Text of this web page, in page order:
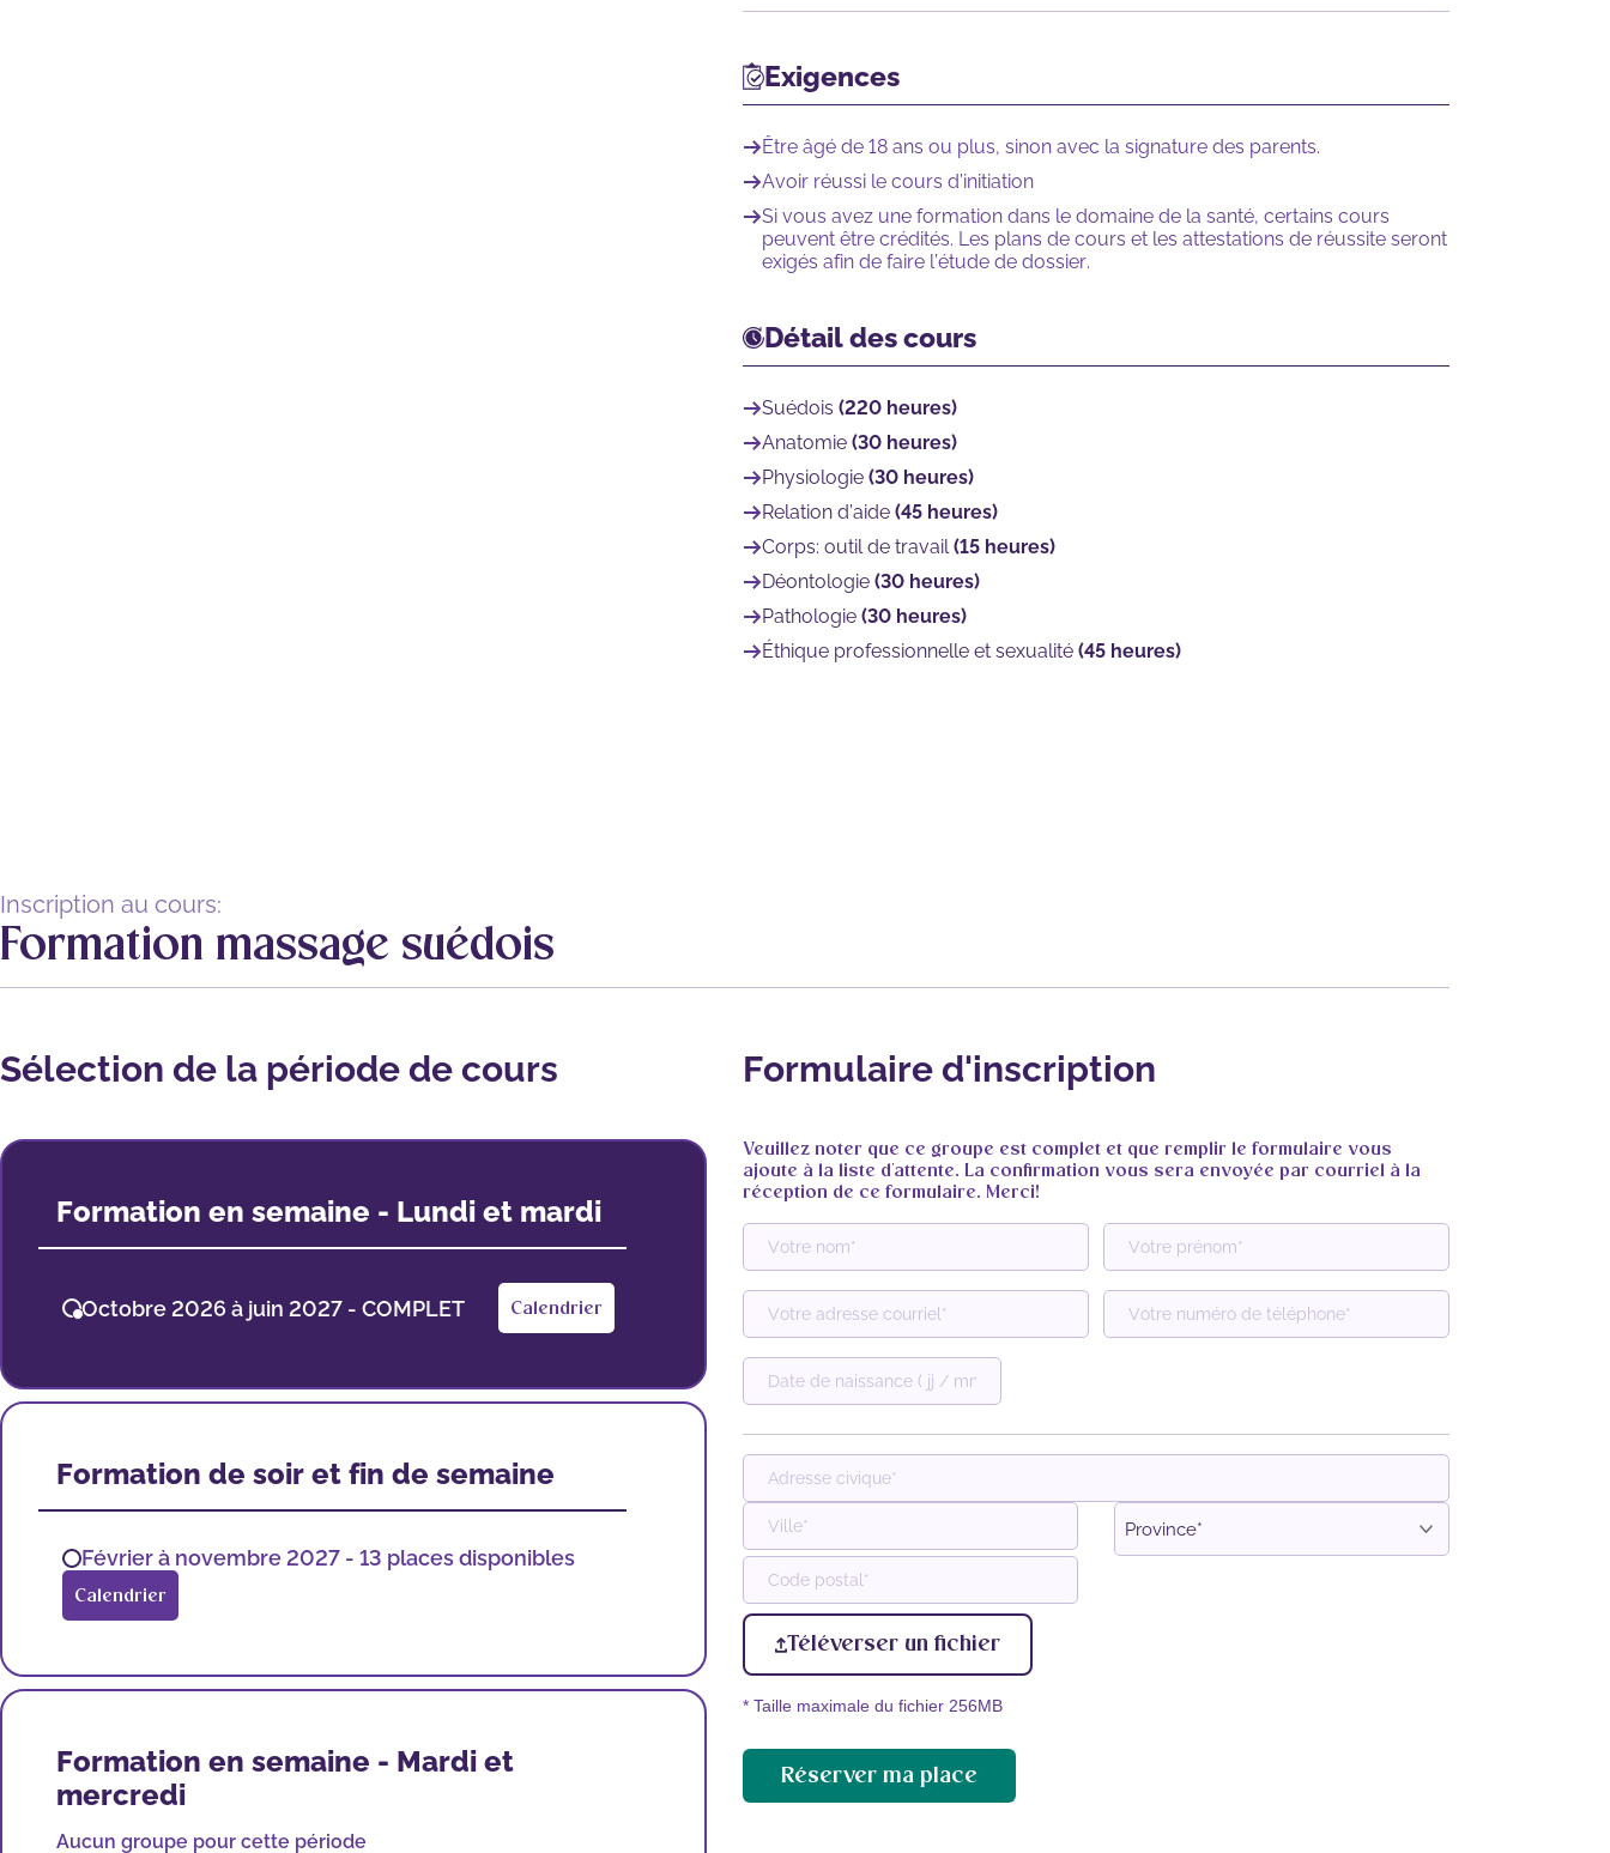
Exigences
Être âgé de 18 ans ou plus, sinon avec la signature des parents.
Avoir réussi le cours d’initiation
Si vous avez une formation dans le domaine de la santé, certains cours
peuvent être crédités. Les plans de cours et les attestations de réussite seront
exigés afin de faire l’étude de dossier.
Détail des cours
Suédois (220 heures)
Anatomie (30 heures)
Physiologie (30 heures)
Relation d’aide (45 heures)
Corps: outil de travail(15 heures)
Déontologie (30 heures)
Pathologie (30 heures)
Éthique professionnelle et sexualité (45 heures)
Inscription au cours:
Formation massage suédois
Sélection de la période de cours
Formation en semaine - Lundi et mardi
Octobre 2026 à juin 2027 - COMPLET Calendrier
Formation de soir et fin de semaine
Février à novembre 2027 - 13 places disponibles
Calendrier
Formation en semaine - Mardi et
mercredi
Aucun groupe pour cette période
Formulaire d'inscription
Veuillez noter que ce groupe est complet et que remplir le formulaire vous
ajoute à la liste d'attente. La confirmation vous sera envoyée par courriel à la
réception de ce formulaire. Merci!
MM
slash
YYYY
Adresse
postale
Ville
postalTéléverser un fichier
* Taille maximale du fichier 256MB
Réserver ma place